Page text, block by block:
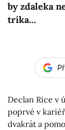
by zdaleka
trika…
Declan Rice v
poprvé v
dvakrát a